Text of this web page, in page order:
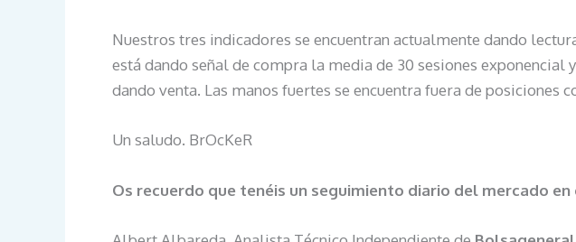
Nuestros tres indicadores se encuentran actualmente dando
está dando señal de compra la media de 30 sesiones exponencial
dando venta. Las manos fuertes se encuentra fuera de posiciones
Un saludo. BrOcKeR
Os recuerdo que tenéis un seguimiento diario del mercado en